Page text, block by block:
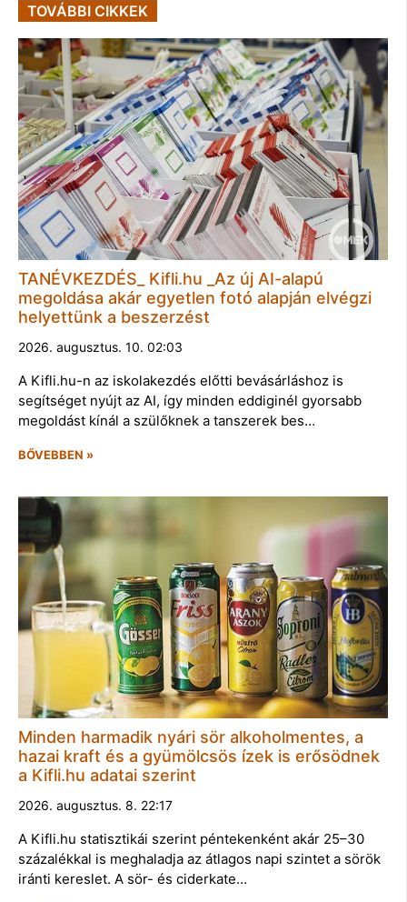
TOVÁBBI CIKKEK
TANÉVKEZDÉS_ Kifli.hu _Az új AI-alapú
megoldása akár egyetlen fotó alapján elvégzi
helyettünk a beszerzést
2026. augusztus. 10. 02:03
A Kifli.hu-n az iskolakezdés előtti bevásárláshoz is
segítséget nyújt az AI, így minden eddiginél gyorsabb
megoldást kínál a szülőknek a tanszerek bes…
BŐVEBBEN »
Minden harmadik nyári sör alkoholmentes, a
hazai kraft és a gyümölcsös ízek is erősödnek
a Kifli.hu adatai szerint
2026. augusztus. 8. 22:17
A Kifli.hu statisztikái szerint péntekenként akár 25–30
százalékkal is meghaladja az átlagos napi szintet a sörök
iránti kereslet. A sör- és ciderkate…